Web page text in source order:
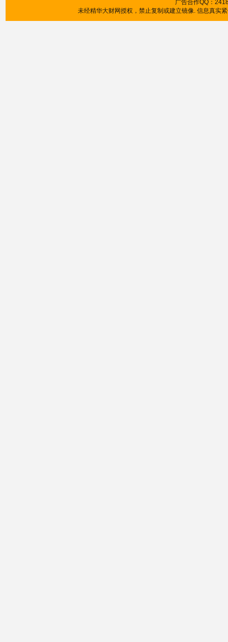
广告合作QQ：
未经精华大财网授权，禁止复制或建立镜像. 信息真实